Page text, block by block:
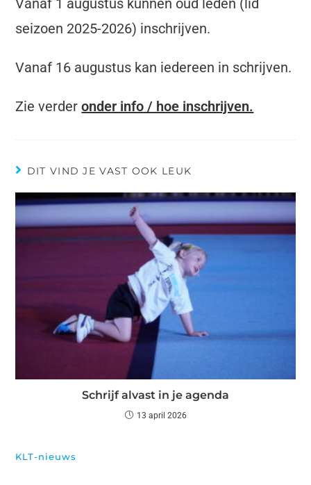
Vanaf 1 augustus kunnen oud leden (lid
seizoen 2025-2026) inschrijven.
Vanaf 16 augustus kan iedereen in schrijven.
Zie verderonder info / hoe inschrijven.
DIT VIND JE VAST OOK LEUK
Schrijf alvast in je agenda
13 april 2026
KLT-nieuws